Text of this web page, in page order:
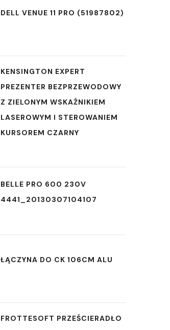
DELL VENUE 11 PRO (51987802)
KENSINGTON EXPERT
PREZENTER BEZPRZEWODOWY
Z ZIELONYM WSKAŹNIKIEM
LASEROWYM I STEROWANIEM
KURSOREM CZARNY
BELLE PRO 600 230V
4441_20130307104107
ŁĄCZYNA DO CK 106CM ALU
FROTTESOFT PRZEŚCIERADŁO